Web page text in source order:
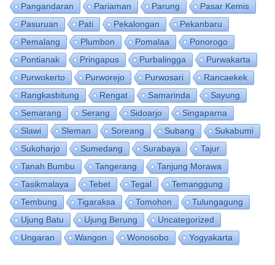
Pangandaran
Pariaman Parung
Pasar Kemis
Pasuruan
Pati Pekalongan
Pekanbaru
Pemalang
Plumbon Pomalaa
Ponorogo
Pontianak
Pringapus Purbalingga
Purwakarta
Purwokerto
Purworejo Purwosari
Rancaekek
Rangkasbitung
Rengat Samarinda
Sayung
Semarang
Serang Sidoarjo
Singaparna
Slawi
Sleman Soreang Subang
Sukabumi
Sukoharjo
Sumedang Surabaya
Tajur
Tanah Bumbu
Tangerang
Tanjung Morawa
Tasikmalaya
Tebet Tegal
Temanggung
Tembung
Tigaraksa Tomohon
Tulungagung
Ujung Batu
Ujung Berung
Uncategorized
Ungaran
Wangon Wonosobo Yogyakarta